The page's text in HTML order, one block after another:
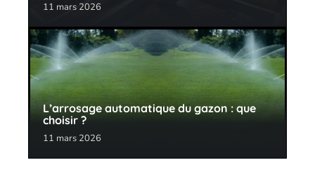
11 mars 2026
L’arrosage automatique du gazon : que
choisir ?
11 mars 2026